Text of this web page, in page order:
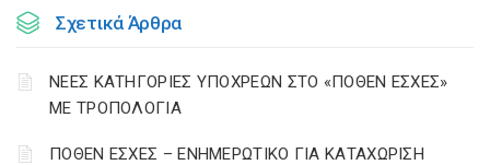
Σχετικά Άρθρα
ΝΕΕΣ ΚΑΤΗΓΟΡΙΕΣ ΥΠΟΧΡΕΩΝ ΣΤΟ «ΠΟΘΕΝ ΕΣΧΕΣ»
ΜΕ ΤΡΟΠΟΛΟΓΙΑ
ΠΟΘΕΝ ΕΣΧΕΣ – ΕΝΗΜΕΡΩΤΙΚΟ ΓΙΑ ΚΑΤΑΧΩΡΙΣΗ